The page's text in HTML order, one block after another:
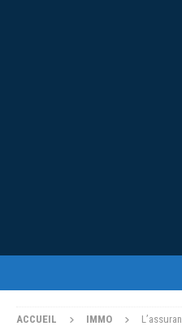
ACCUEIL IMMO